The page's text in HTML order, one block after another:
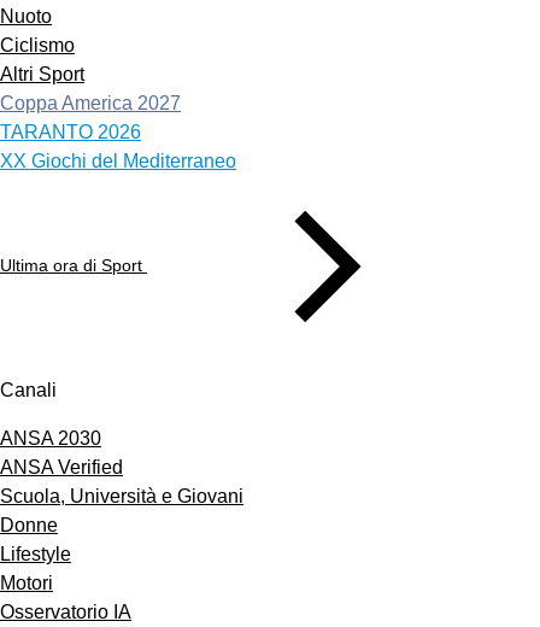
Nuoto
Ciclismo
Altri Sport
Coppa America 2027
TARANTO 2026
XX Giochi del Mediterraneo
Ultima ora di Sport
Canali
ANSA 2030
ANSA Verified
Scuola, Università e Giovani
Donne
Lifestyle
Motori
Osservatorio IA